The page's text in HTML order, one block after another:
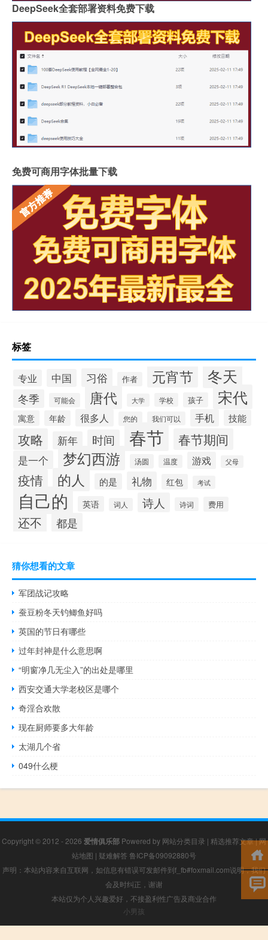
DeepSeek全套部署资料免费下载
免费可商用字体批量下载
标签
专业 中国 习俗 作者 元宵节 冬天
冬季 可能会 唐代 大学 学校 孩子 宋代
寓意 年龄 很多人 您的 我们可以 手机 技能
攻略 新年 时间 春节 春节期间
是一个 梦幻西游 汤圆 温度 游戏 父母
疫情 的人 的是 礼物 红包 考试
自己的 英语 词人 诗人 诗词 费用
还不 都是
猜你想看的文章
军团战记攻略
蚕豆粉冬天钓鲫鱼好吗
英国的节日有哪些
过年封神是什么意思啊
“明窗净几无尘入”的出处是哪里
西安交通大学老校区是哪个
奇淫合欢散
现在厨师要多大年龄
太湖几个省
049什么梗
Copyright © 2012 - 2026 爱情俱乐部 Powered by 网站分类目录 | 精选推荐文章|网
站地图 | 疑难解答 鲁ICP备09092880号
声明：本站内容来自互联网，如信息有错误可发邮件到f_fb#foxmail.com说明，我们
会及时纠正，谢谢
本站仅为个人兴趣爱好，不接盈利性广告及商业合作
小男孩